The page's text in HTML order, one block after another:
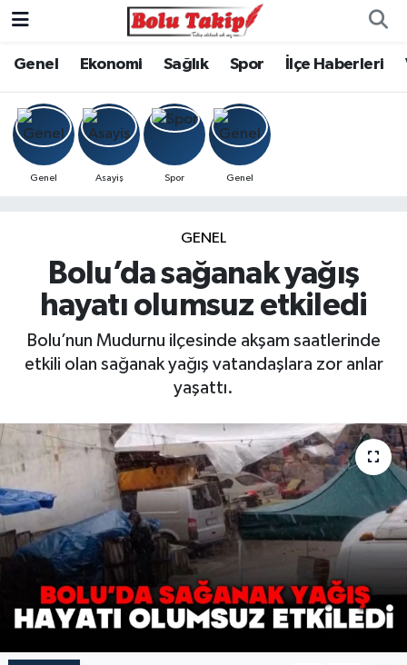
Genel Ekonomi Sağlık Spor İlçe Haberleri
Genel Asayiş Spor Genel
GENEL
Bolu’da sağanak yağış
hayatı olumsuz etkiledi
Bolu’nun Mudurnu ilçesinde akşam saatlerinde
etkili olan sağanak yağış vatandaşlara zor anlar
yaşattı.